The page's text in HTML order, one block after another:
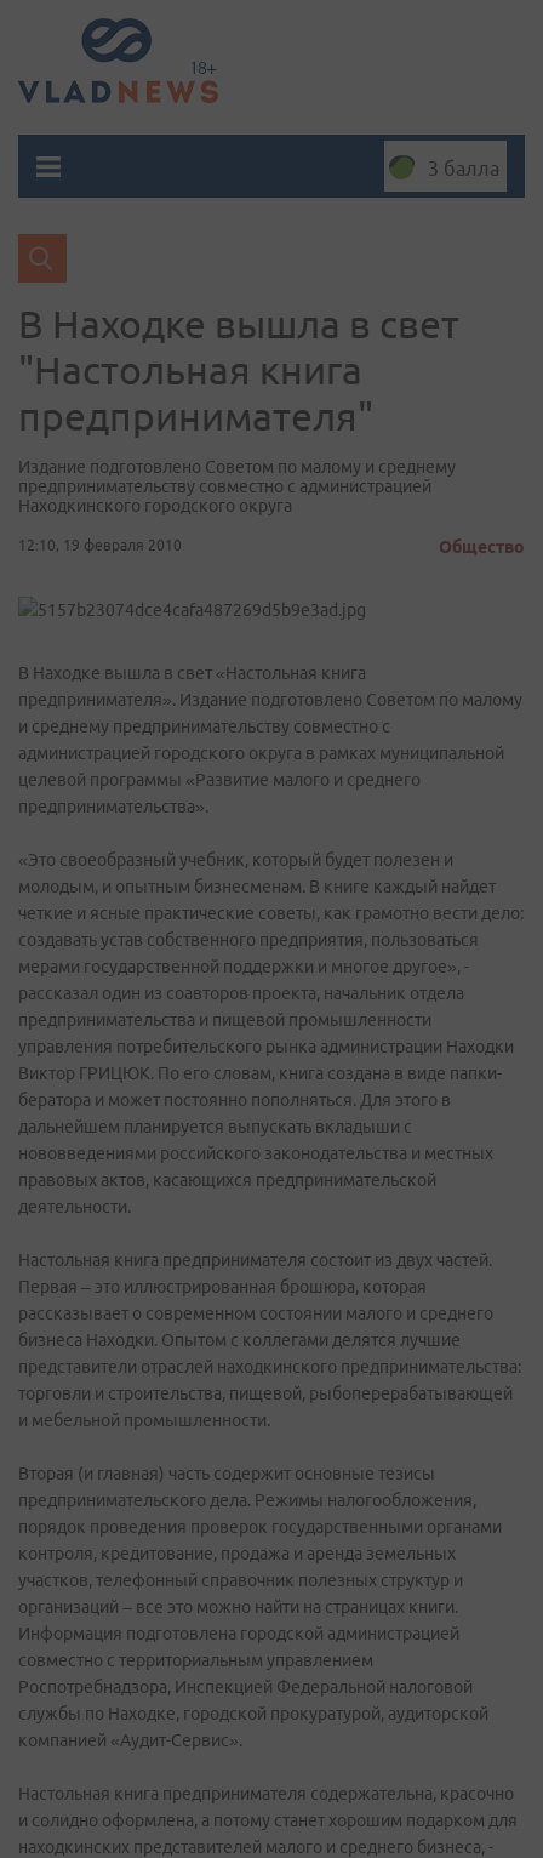
3 балла
В Находке вышла в свет
"Настольная книга
предпринимателя"
Издание подготовлено Советом по малому и среднему
предпринимательству совместно с администрацией
Находкинского городского округа
12:10, 19 февраля 2010 Общество
В Находке вышла в свет «Настольная книга
предпринимателя». Издание подготовлено Советом по малому
и среднему предпринимательству совместно с
администрацией городского округа в рамках муниципальной
целевой программы «Развитие малого и среднего
предпринимательства».
«Это своеобразный учебник, который будет полезен и
молодым, и опытным бизнесменам. В книге каждый найдет
четкие и ясные практические советы, как грамотно вести дело:
создавать устав собственного предприятия, пользоваться
мерами государственной поддержки и многое другое», -
рассказал один из соавторов проекта, начальник отдела
предпринимательства и пищевой промышленности
управления потребительского рынка администрации Находки
Виктор ГРИЦЮК. По его словам, книга создана в виде папки-
бератора и может постоянно пополняться. Для этого в
дальнейшем планируется выпускать вкладыши с
нововведениями российского законодательства и местных
правовых актов, касающихся предпринимательской
деятельности.
Настольная книга предпринимателя состоит из двух частей.
Первая – это иллюстрированная брошюра, которая
рассказывает о современном состоянии малого и среднего
бизнеса Находки. Опытом с коллегами делятся лучшие
представители отраслей находкинского предпринимательства:
торговли и строительства, пищевой, рыбоперерабатывающей
и мебельной промышленности.
Вторая (и главная) часть содержит основные тезисы
предпринимательского дела. Режимы налогообложения,
порядок проведения проверок государственными органами
контроля, кредитование, продажа и аренда земельных
участков, телефонный справочник полезных структур и
организаций – все это можно найти на страницах книги.
Информация подготовлена городской администрацией
совместно с территориальным управлением
Роспотребнадзора, Инспекцией Федеральной налоговой
службы по Находке, городской прокуратурой, аудиторской
компанией «Аудит-Сервис».
Настольная книга предпринимателя содержательна, красочно
и солидно оформлена, а потому станет хорошим подарком для
находкинских представителей малого и среднего бизнеса, -